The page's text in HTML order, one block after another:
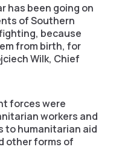
has been going on
of Southern
because
from birth, for
Wilk, Chief
forces were
workers and
to humanitarian aid
other forms of